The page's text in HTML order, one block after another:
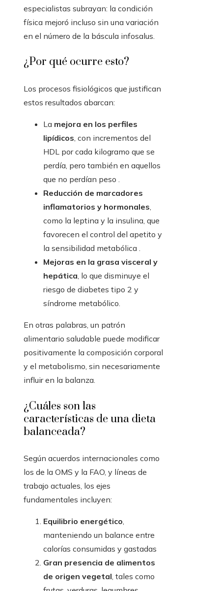
especialistas subrayan: la condición
física mejoró incluso sin una variación
en el número de la báscula infosalus.
¿Por qué ocurre esto?
Los procesos fisiológicos que justifican
estos resultados abarcan:
La mejora en los perfiles
lipídicos , con incrementos del
HDL por cada kilogramo que se
perdía, pero también en aquellos
que no perdían peso .
Reducción de marcadores
inflamatorios y hormonales
como la leptina y la insulina, que
favorecen el control del apetito y
la sensibilidad metabólica .
Mejoras en la grasa visceral y
hepática , lo que disminuye el
riesgo de diabetes tipo 2 y
síndrome metabólico.
En otras palabras, un patrón
alimentario saludable puede modificar
positivamente la composición corporal
y el metabolismo, sin necesariamente
influir en la balanza.
¿Cuáles son las
características de una dieta
balanceada?
Según acuerdos internacionales como
los de la OMS y la FAO, y líneas de
trabajo actuales, los ejes
fundamentales incluyen:
Equilibrio energético,
manteniendo un balance entre
calorías consumidas y gastadas
Gran presencia de alimentos
de origen vegetal, tales como